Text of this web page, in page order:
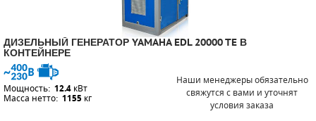
ДИЗЕЛЬНЫЙ ГЕНЕРАТОР YAMAHA EDL 20000 TE В
КОНТЕЙНЕРЕ
Мощность: 12.4 кВт
Масса нетто: 1155 кг
Наши менеджеры обязательно
свяжутся с вами и уточнят
условия заказа